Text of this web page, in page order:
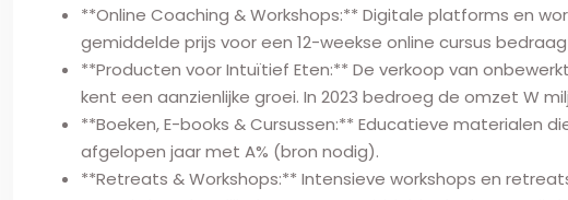
**Online Coaching & Workshops:** Digitale platforms en
gemiddelde prijs voor een 12-weekse online cursus
**Producten voor Intuïtief Eten:** De verkoop van
kent een aanzienlijke groei. In 2023 bedroeg de omzet W
**Boeken, E-books & Cursussen:** Educatieve materialen
afgelopen jaar met A% (bron nodig).
**Retreats & Workshops:** Intensieve workshops en